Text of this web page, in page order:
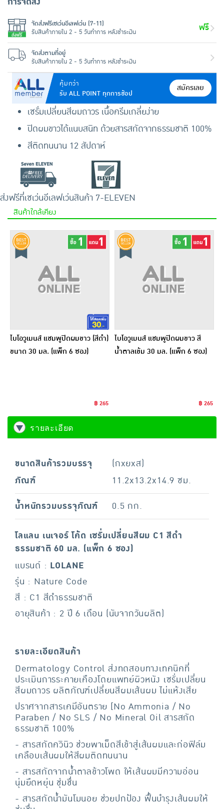
คุ้มกว่า
รับ ALL POINT ทุกการช้อป
สมัครเลย
เซรั่มเปลี่ยนสีผมถาวร เนื้อครีมเกลี่ยง่าย
ปิดผมขาวได้แนบสนิท ด้วยสารสกัดจากธรรมชาติ 100%
สีติดทนนาน 12 สัปดาห์
จัดส่งฟรีเซเว่นอีเลฟเว่น (7-11)
รับสินค้าภายใน 2 - 5 วันทำการ หลังชำระเงิน
ฟรี
จัดส่งตามที่อยู่
รับสินค้าภายใน 2 - 5 วันทำการ หลังชำระเงิน
ส่งฟรีที่เซเว่นอีเลฟเว่นสินค้า 7-ELEVEN
สินค้าใกล้เคียง
ไบโอวูเมนส์ แชมพูปิดผมขาว (สีดำ)
ขนาด 30 มล. (แพ็ก 6 ซอง)
฿ 265
ไบโอวูเมนส์ แชมพูปิดผมขาว สี
น้ำตาลเข้ม 30 มล. (แพ็ก 6 ซอง)
฿ 265
รายละเอียด
ขนาดสินค้ารวมบรรจุ
ภัณฑ์
(กxยxส)
11.2x13.2x14.9 ซม.
น้ำหนักรวมบรรจุภัณฑ์
0.5 กก.
โลแลน เนเจอร์ โค้ด เซรั่มเปลี่ยนสีผม C1 สีดํา
ธรรมชาติ 60 มล. (แพ็ก 6 ซอง)
แบรนด์ : LOLANE
รุ่น : Nature Code
สี : C1 สีดําธรรมชาติ
อายุสินค้า : 2 ปี 6 เดือน (นับจากวันผลิต)
รายละเอียดสินค้า
Dermatology Control ส่งทดสอบทางเทคนิคที่
ประเมินการระคายเคืองโดยแพทย์ผิวหนัง เซรั่มเปลี่ยน
สีผมถาวร ผลิตภัณฑ์เปลี่ยนสีผมเส้นผม ไม่แห้งเสีย
ปราศจากสารเคมีอันตราย [No Ammonia / No
Paraben / No SLS / No Mineral Oil สารสกัด
ธรรมชาติ 100%
- สารสกัดควินิว ช่วยพาเม็ดสีเข้าสู่เส้นผมและก่อฟิล์ม
เคลือบเส้นผมให้สีผมติดทนนาน
- สารสกัดจากน้ำตาลข้าวโพด ให้เส้นผมมีความอ่อน
นุ่มยืดหยุ่น ชุ่มชื่น
- สารสกัดน้ำมันโมนอย ช่วยปกป้อง ฟื้นบำรุงเส้นผมให้